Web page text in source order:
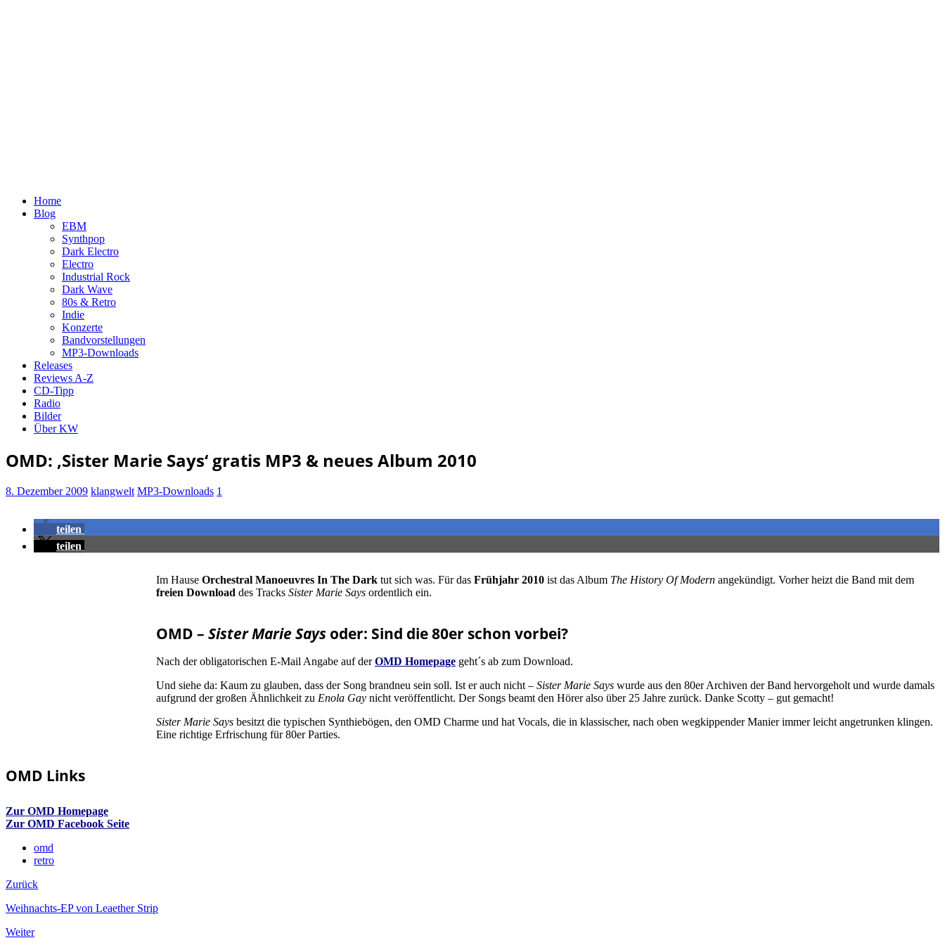
Home
Blog
EBM
Synthpop
Dark Electro
Electro
Industrial Rock
Dark Wave
80s & Retro
Indie
Konzerte
Bandvorstellungen
MP3-Downloads
Releases
Reviews A-Z
CD-Tipp
Radio
Bilder
Über KW
OMD: ‚Sister Marie Says‘ gratis MP3 & neues Album 2010
8. Dezember 2009 klangwelt MP3-Downloads 1
teilen
teilen
Im Hause Orchestral Manoeuvres In The Dark tut sich was. Für das Frühjahr 2010 ist das Album The History Of Modern angekündigt. Vorher heizt die Band mit dem
freien Download des Tracks Sister Marie Says ordentlich ein.
OMD – Sister Marie Says oder: Sind die 80er schon vorbei?
Nach der obligatorischen E-Mail Angabe auf derOMD Homepage geht´s ab zum Download.
Und siehe da: Kaum zu glauben, dass der Song brandneu sein soll. Ist er auch nicht – Sister Marie Says wurde aus den 80er Archiven der Band hervorgeholt und wurde damals
aufgrund der großen Ähnlichkeit zu Enola Gay nicht veröffentlicht. Der Songs beamt den Hörer also über 25 Jahre zurück. Danke Scotty – gut gemacht!
Sister Marie Says besitzt die typischen Synthiebögen, den OMD Charme und hat Vocals, die in klassischer, nach oben wegkippender Manier immer leicht angetrunken klingen.
Eine richtige Erfrischung für 80er Parties.
OMD Links
Zur OMD Homepage
Zur OMD Facebook Seite
omd
retro
Zurück
Weihnachts-EP von Leaether Strip
Weiter